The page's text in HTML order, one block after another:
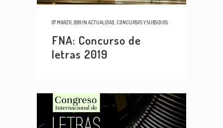
07 MARZO, 2019 IN ACTUALIDAD CONCURSOS Y SUBSIDIOS
FNA: Concurso de
letras 2019